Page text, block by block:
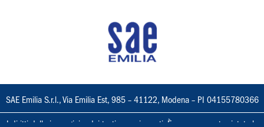
SAE Emilia S.r.l., Via Emilia Est, 985 – 41122, Modena – PI 04155780366
I diritti delle immagini e dei testi sono riservati. È espressamente vietata la